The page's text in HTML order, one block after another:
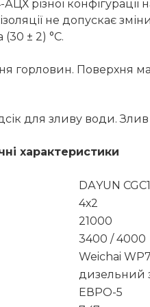
конфігурації
не допускає
± 2) °С.
горловин. Поверхня
для зливу води.
характеристики
DАYUN
4х2
21000
3400 / 4000
Weichai
дизельний
ЕВРО-5